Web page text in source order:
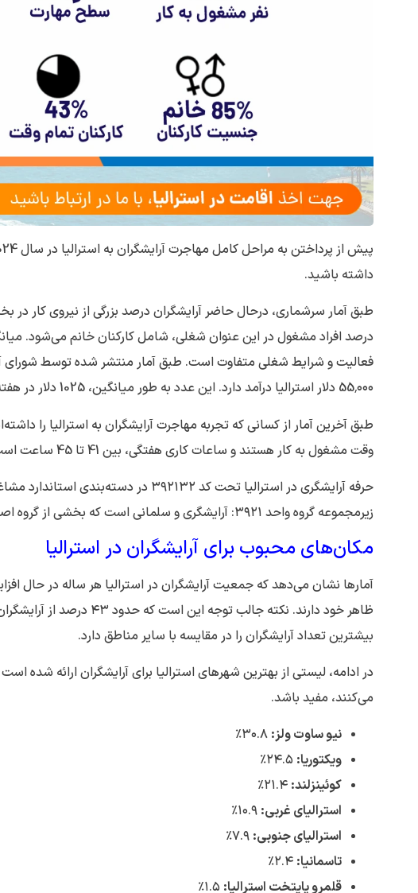
داشته باشید.
درصد افراد مشغول در این عنوان شغلی، شامل کارکنان خانم می‌شود.
فعالیت و شرایط شغلی متفاوت است. طبق آمار منتشر شده توسط شورای
55٬۰۰۰ دلار استرالیا درآمد دارد. این عدد به طور میانگین، 1025 دلار در هفته است.
وقت مشغول به کار هستند و ساعات کاری هفتگی، بین 41 تا 45 ساعت است.
زیرمجموعه گروه واحد ۳۹۲۱: آرایشگری و سلمانی‌ است که بخشی از گروه اصلی ۳: تکنسین‌ها و کارگران فنی و حرفه‌ای به شمار می‌رود.
مکان‌های محبوب برای آرایشگران در استرالیا
آمارها نشان می‌دهد که جمعیت آرایشگران در استرالیا هر ساله در حال
ظاهر خود دارند. نکته جالب توجه این است که حدود ۴۳ درصد از آرایشگران خارج از شهرهای پایتخت زندگی می‌کنند و ایالت
بیشترین تعداد آرایشگران را در مقایسه با سایر مناطق دارد.
در ادامه، لیستی از بهترین شهرهای استرالیا برای آرایشگران ارائه شده
می‌کنند، مفید باشد.
نیو ساوت ولز: ۳۰.۸٪
ویکتوریا:
کوئینزلند: ۲۱.۴٪
استرالیای غربی: ۱۰.۹٪
استرالیای جنوبی: ۷.۹٪
تاسمانیا: ۲.۴٪
قلمرو پایتخت استرالیا: